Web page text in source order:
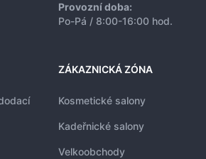
Provozní doba:
Po-Pá / 8:00-16:00 hod.
ZÁKAZNICKÁ ZÓNA
Kosmetické salony
Kadeřnické salony
Velkoobchody